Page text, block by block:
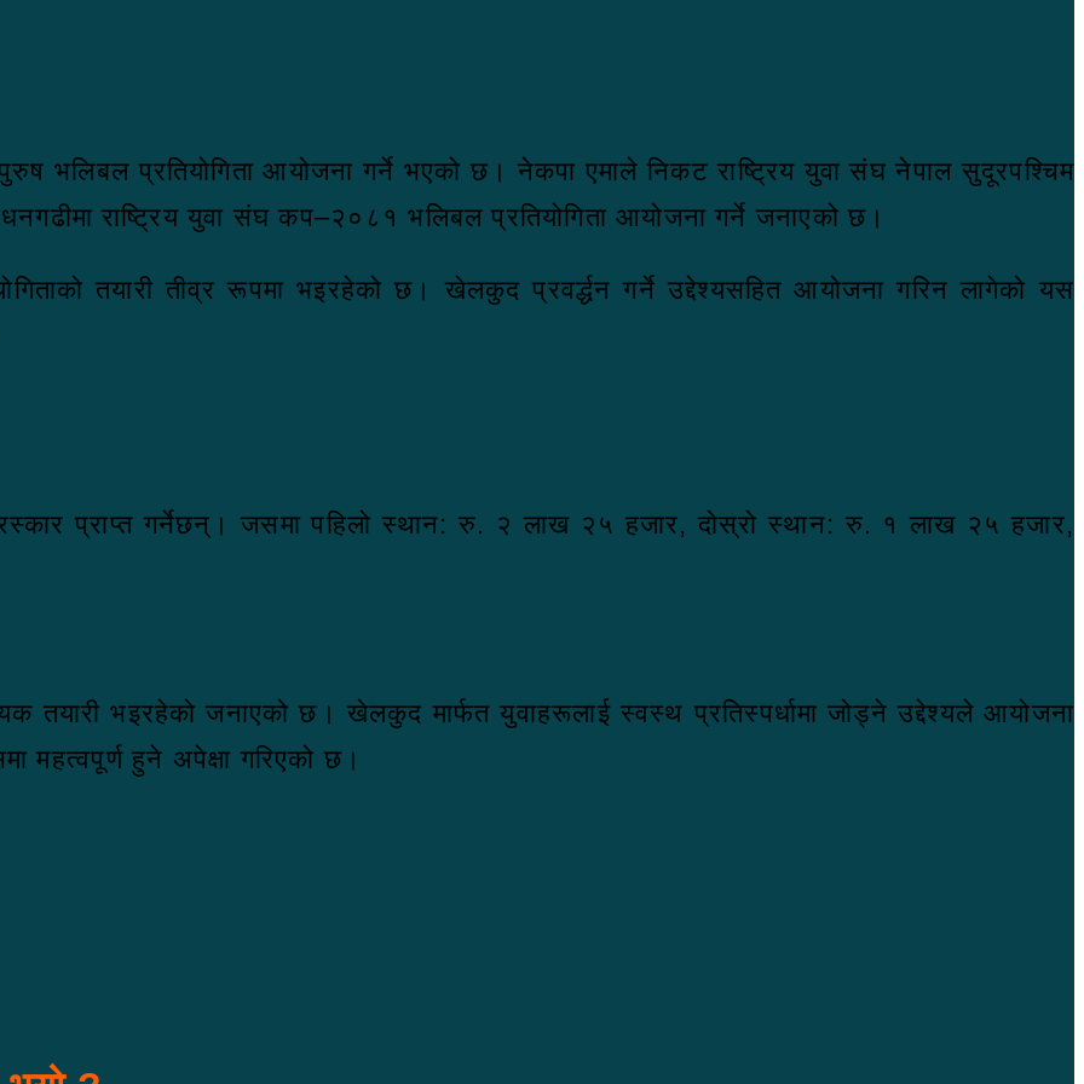
भलिबल प्रतियोगिता आयोजना गर्ने भएको छ। नेकपा एमाले निकट राष्ट्रिय युवा संघ नेपाल सुदूरपश्चिम
राष्ट्रिय युवा संघ कप–२०८१ भलिबल प्रतियोगिता आयोजना गर्ने जनाएको छ।
तयारी तीव्र रूपमा भइरहेको छ। खेलकुद प्रवर्द्धन गर्ने उद्देश्यसहित आयोजना गरिन लागेको यस
प्राप्त गर्नेछन्। जसमा पहिलो स्थान: रु. २ लाख २५ हजार, दोस्रो स्थान: रु. १ लाख २५ हजार,
तयारी भइरहेको जनाएको छ। खेलकुद मार्फत युवाहरूलाई स्वस्थ प्रतिस्पर्धामा जोड्ने उद्देश्यले आयोजना
महत्वपूर्ण हुने अपेक्षा गरिएको छ।